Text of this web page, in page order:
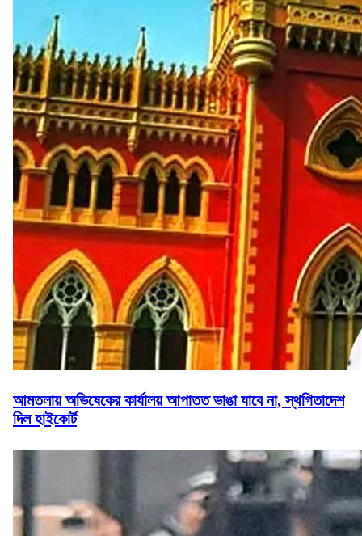
আমতলায় অভিষেকের কার্যালয় আপাতত ভাঙা যাবে না, স্থগিতাদেশ
দিল হাইকোর্ট